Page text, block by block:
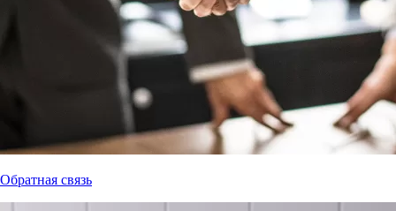
Обратная связь